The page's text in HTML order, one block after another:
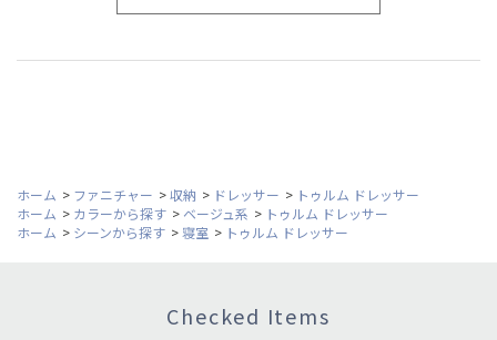
ホーム > ファニチャー >収納 > ドレッサー > トゥルム ドレッサー
ホーム > カラーから探す > ベージュ系 > トゥルム ドレッサー
ホーム > シーンから探す >寝室 > トゥルム ドレッサー
Checked Items